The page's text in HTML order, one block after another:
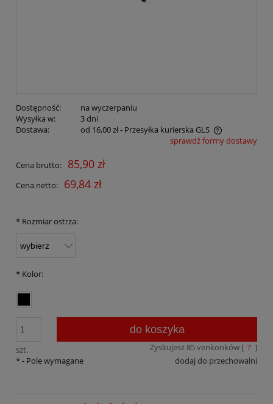
Dostępność:
na wyczerpaniu
Wysyłka w:
3 dni
Dostawa:
od 16,00 zł- Przesyłka kurierska GLS
Cena nie zawiera ewentualnych kosztów płatnościsprawdź formy dostawy
Cena brutto: 85,90 zł
Cena netto: 69,84 zł
* Rozmiar ostrza:
* Kolor:
szt.
do koszyka
Zyskujesz 85venkonków [ ? ]
dodaj do przechowalni
*- Pole wymagane